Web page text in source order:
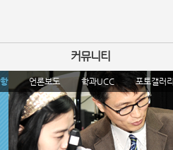
커뮤니티
언론보도 학과UCC 포토갤러리